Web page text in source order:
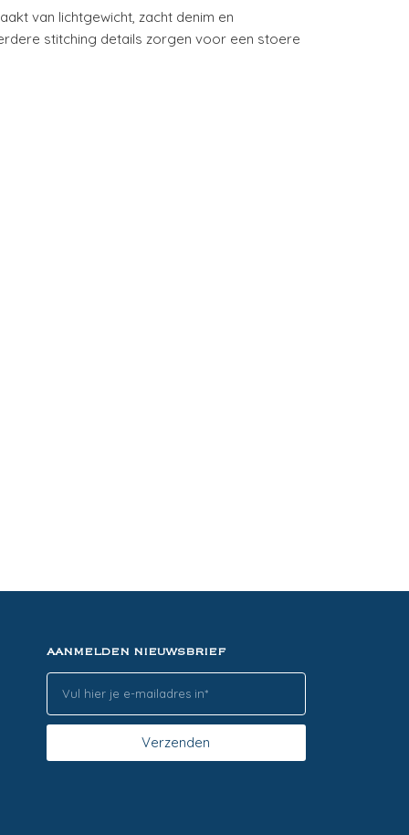
van lichtgewicht, zacht denim en
stitching details zorgen voor een stoere
AANMELDEN NIEUWSBRIEF
Verzenden